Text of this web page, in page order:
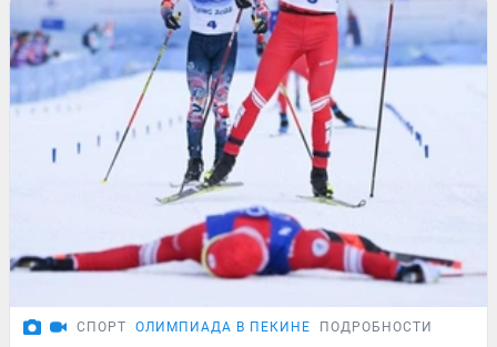
СПОРТ ОЛИМПИАДА В ПЕКИНЕ ПОДРОБНОСТИ